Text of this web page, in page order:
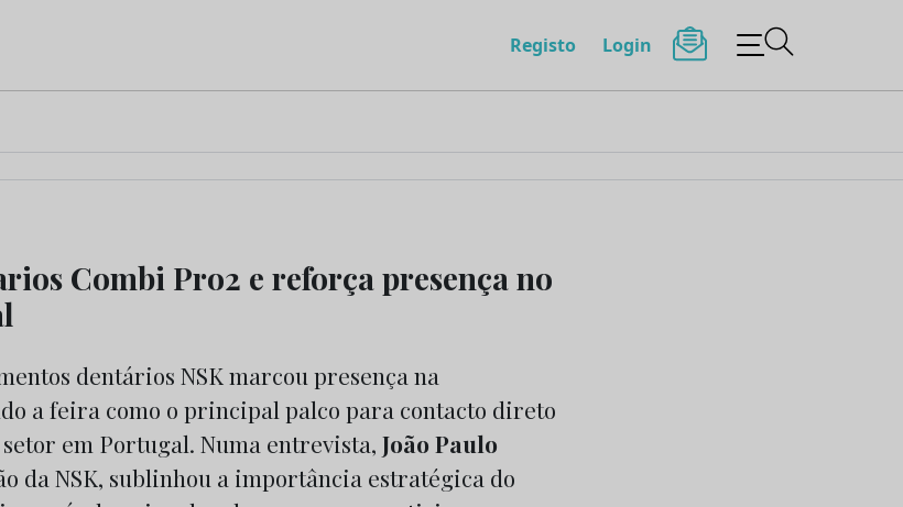
Registo Login
Combi Pro2 e reforça presença no
dentários NSK marcou presença na
a feira como o principal palco para contacto direto
em Portugal. Numa entrevista, João Paulo
da NSK, sublinhou a importância estratégica do